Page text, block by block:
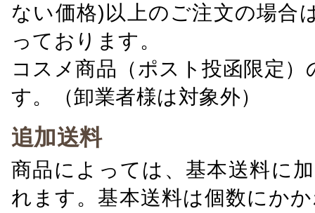
ない価格)以上のご注文の場合
っております。
コスメ商品（ポスト投函限定
す。（卸業者様は対象外）
追加送料
商品によっては、基本送料に
れます。基本送料は個数にか